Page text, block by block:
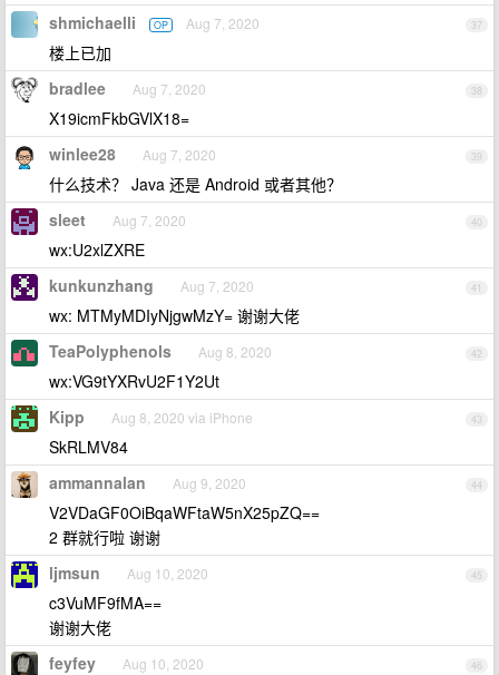
37
shmichaelli OP Aug 7, 2020
楼上已加
38
bradlee Aug 7, 2020
X19icmFkbGVlX18=
39
winlee28 Aug 7, 2020
什么技术？ Java 还是 Android 或者其他？
40
sleet Aug 7, 2020
wx:U2xlZXRE
41
kunkunzhang Aug 7, 2020
wx: MTMyMDIyNjgwMzY= 谢谢大佬
42
TeaPolyphenols Aug 8, 2020
wx:VG9tYXRvU2F1Y2Ut
43
Kipp Aug 8, 2020 via iPhone
SkRLMV84
44
ammannalan Aug 9, 2020
V2VDaGF0OiBqaWFtaW5nX25pZQ==
2 群就行啦 谢谢
45
ljmsun Aug 10, 2020
c3VuMF9fMA==
谢谢大佬
46
feyfey Aug 10, 2020